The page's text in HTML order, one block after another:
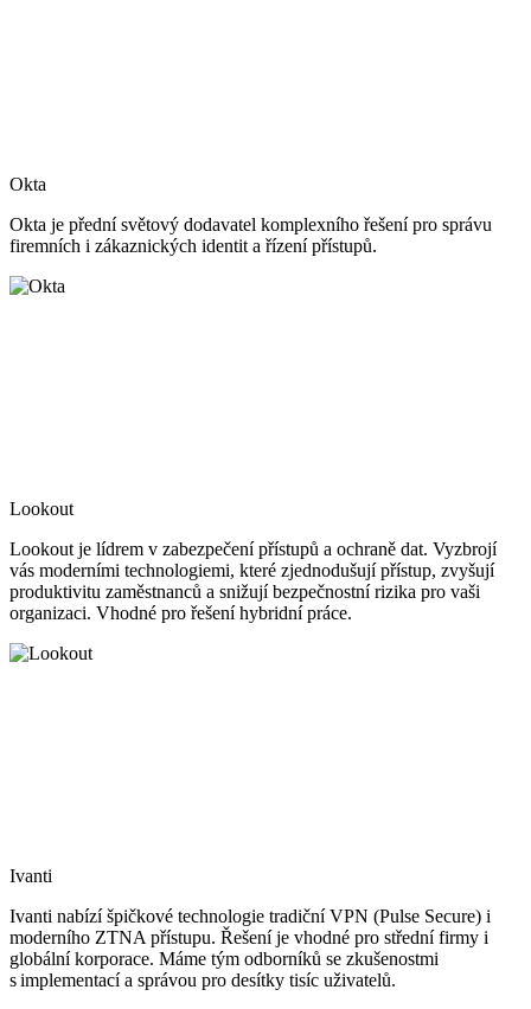
Okta
Okta je přední světový dodavatel komplexního řešení pro správu
firemních i zákaznických identit a řízení přístupů.
Lookout
Lookout je lídrem v zabezpečení přístupů a ochraně dat. Vyzbrojí
vás moderními technologiemi, které zjednodušují přístup, zvyšují
produktivitu zaměstnanců a snižují bezpečnostní rizika pro vaši
organizaci. Vhodné pro řešení hybridní práce.
Ivanti
Ivanti nabízí špičkové technologie tradiční VPN (Pulse Secure) i
moderního ZTNA přístupu. Řešení je vhodné pro střední firmy i
globální korporace. Máme tým odborníků se zkušenostmi
s implementací a správou pro desítky tisíc uživatelů.